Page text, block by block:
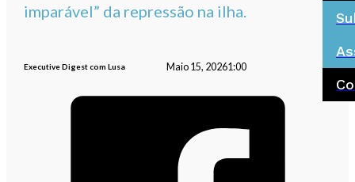
imparável” da repressão na ilha.
Executive Digest com Lusa Maio 15, 20261:00